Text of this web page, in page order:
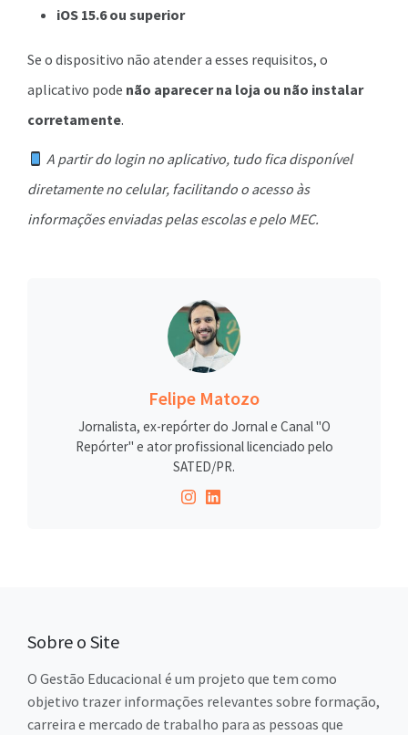
iOS 15.6 ou superior
Se o dispositivo não atender a esses requisitos, o
aplicativo pode não aparecer na loja ou não instalar
corretamente.
A partir do login no aplicativo, tudo fica disponível
diretamente no celular, facilitando o acesso às
informações enviadas pelas escolas e pelo MEC.
Felipe Matozo
Jornalista, ex-repórter do Jornal e Canal "O
Repórter" e ator profissional licenciado pelo
SATED/PR.
Sobre o Site
O Gestão Educacional é um projeto que tem como
objetivo trazer informações relevantes sobre formação,
carreira e mercado de trabalho para as pessoas que